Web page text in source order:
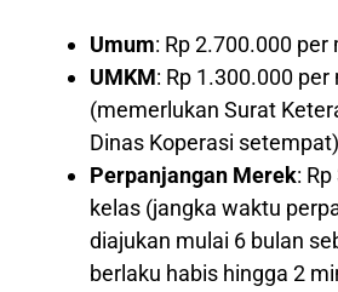
Umum: Rp 2.700.000
UMKM: Rp 1.300.000
(memerlukan Surat
Dinas Koperasi setempat)
Perpanjangan Merek:
kelas (jangka waktu
diajukan mulai 6 bulan
berlaku habis hingga 2